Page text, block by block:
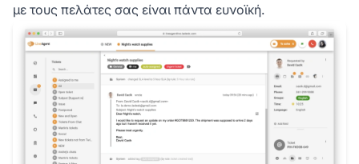
με τους πελάτες σας είναι πάντα ευνοϊκή.